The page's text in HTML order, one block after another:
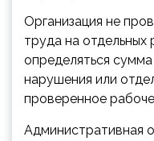
Организация не
труда на отдельных
определяться
нарушения или
проверенное
Административная